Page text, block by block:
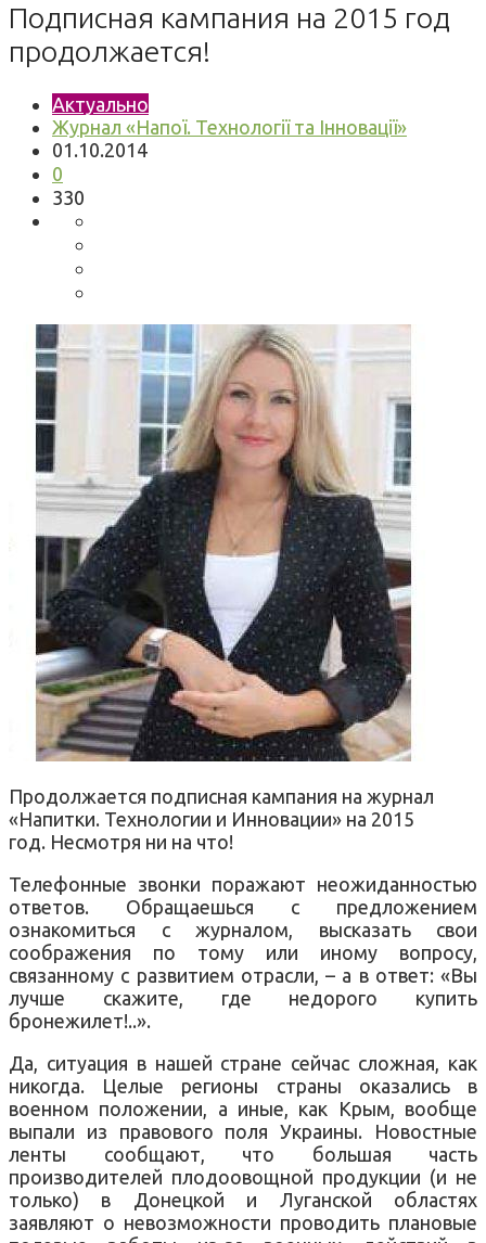
Подписная кампания на 2015 год
продолжается!
Актуально
Журнал «Напої. Технології та Інновації»
01.10.2014
0
330
Продолжается подписная кампания на журнал
«Напитки. Технологии и Инновации» на 2015
год. Несмотря ни на что!
Телефонные звонки поражают неожиданностью
ответов. Обращаешься с предложением
ознакомиться с журналом, высказать свои
соображения по тому или иному вопросу,
связанному с развитием отрасли, – а в ответ: «Вы
лучше скажите, где недорого купить
бронежилет!..».
Да, ситуация в нашей стране сейчас сложная, как
никогда. Целые регионы страны оказались в
военном положении, а иные, как Крым, вообще
выпали из правового поля Украины. Новостные
ленты сообщают, что большая часть
производителей плодоовощной продукции (и не
только) в Донецкой и Луганской областях
заявляют о невозможности проводить плановые